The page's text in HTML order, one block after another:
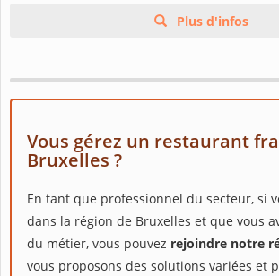
Plus d'infos
Vous gérez un restaurant
Bruxelles ?
En tant que professionnel du secteur, si
dans la région de Bruxelles et que vous
du métier, vous pouvez rejoindre notre
vous proposons des solutions variées et